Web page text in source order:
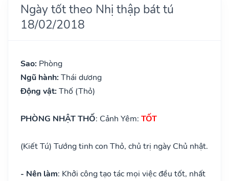
Ngày tốt theo Nhị thập bát tú
18/02/2018
Sao: Phòng
Ngũ hành: Thái dương
Động vật: Thố (Thỏ)
PHÒNG NHẬT THỐ: Cảnh Yêm: TỐT
(Kiết Tú) Tướng tinh con Thỏ, chủ trị ngày Chủ nhật.
- Nên làm: Khởi công tạo tác mọi việc đều tốt, nhất